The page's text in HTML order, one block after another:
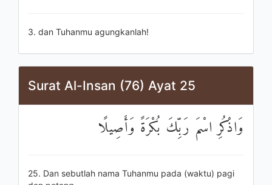
3. dan Tuhanmu agungkanlah!
Surat Al-Insan (76) Ayat 25
وَاذْكُرِ اسْمَ رَبِّكَ بُكْرَةً وَأَصِيلًا
25. Dan sebutlah nama Tuhanmu pada (waktu) pagi